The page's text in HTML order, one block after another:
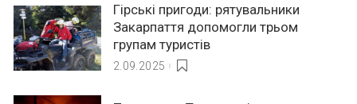
Гірські пригоди: рятувальники
Закарпаття допомогли трьом
групам туристів
2.09.2025